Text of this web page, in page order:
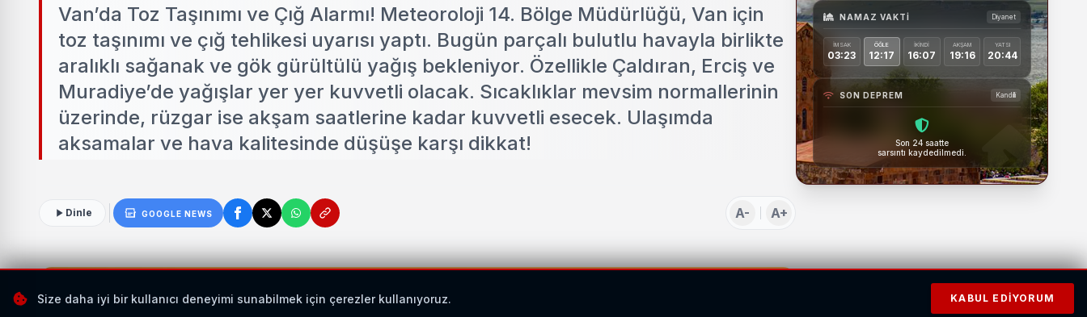
Van’da Toz Taşınımı ve Çığ Alarmı! Meteoroloji 14. Bölge Müdürlüğü, Van için
toz taşınımı ve çığ tehlikesi uyarısı yaptı. Bugün parçalı bulutlu havayla birlikte
aralıklı sağanak ve gök gürültülü yağış bekleniyor. Özellikle Çaldıran, Erciş ve
Muradiye’de yağışlar yer yer kuvvetli olacak. Sıcaklıklar mevsim normallerinin
üzerinde, rüzgar ise akşam saatlerine kadar kuvvetli esecek. Ulaşımda
aksamalar ve hava kalitesinde düşüşe karşı dikkat!
Dinle GOOGLE NEWS A- A+
NAMAZ VAKTI Diyanet
İMSAK
03:23
ÖĞLE
12:17
İKINDI
16:07
AKŞAM
19:16
YATSI
20:44
SON DEPREM Kandilli
Son 24 saatte
sarsıntı kaydedilmedi.
Size daha iyi bir kullanıcı deneyimi sunabilmek için çerezler kullanıyoruz. KABUL EDIYORUM